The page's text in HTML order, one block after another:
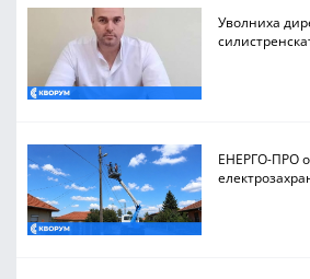
Уволниха
ЕНЕРГО-ПРО